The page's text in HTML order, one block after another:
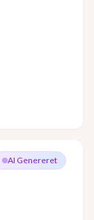
AI Genereret